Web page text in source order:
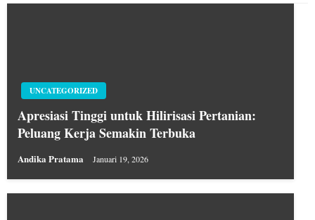
UNCATEGORIZED
Apresiasi Tinggi untuk Hilirisasi Pertanian:
Peluang Kerja Semakin Terbuka
Andika Pratama Januari 19, 2026